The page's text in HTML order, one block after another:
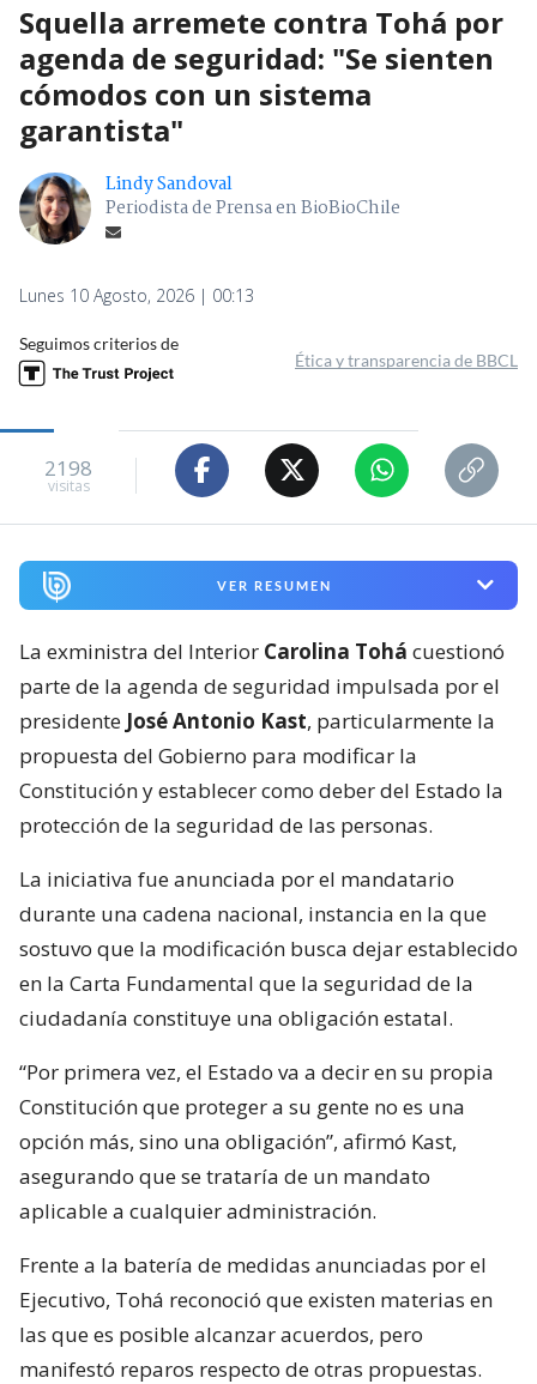
Squella arremete contra Tohá por
agenda de seguridad: "Se sienten
cómodos con un sistema
garantista"
Lindy Sandoval
Periodista de Prensa en BioBioChile
Lunes 10 Agosto, 2026 | 00:13
Seguimos criterios de
Ética y transparencia de BBCL
2198
visitas
VER RESUMEN
La exministra del Interior Carolina Tohá cuestionó
parte de la agenda de seguridad impulsada por el
presidente José Antonio Kast, particularmente la
propuesta del Gobierno para modificar la
Constitución y establecer como deber del Estado la
protección de la seguridad de las personas.
La iniciativa fue anunciada por el mandatario
durante una cadena nacional, instancia en la que
sostuvo que la modificación busca dejar establecido
en la Carta Fundamental que la seguridad de la
ciudadanía constituye una obligación estatal.
“Por primera vez, el Estado va a decir en su propia
Constitución que proteger a su gente no es una
opción más, sino una obligación”, afirmó Kast,
asegurando que se trataría de un mandato
aplicable a cualquier administración.
Frente a la batería de medidas anunciadas por el
Ejecutivo, Tohá reconoció que existen materias en
las que es posible alcanzar acuerdos, pero
manifestó reparos respecto de otras propuestas.